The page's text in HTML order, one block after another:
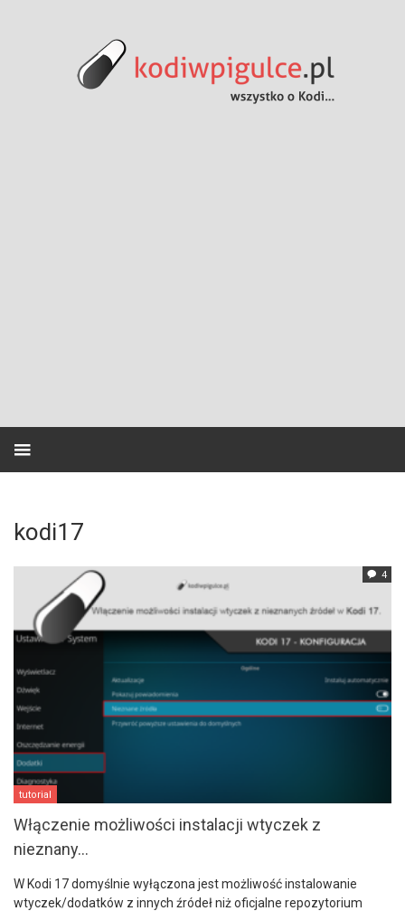
kodi17
4
tutorial
Włączenie możliwości instalacji wtyczek z
nieznany...
W Kodi 17 domyślnie wyłączona jest możliwość instalowanie
wtyczek/dodatków z innych źródeł niż oficjalne repozytorium